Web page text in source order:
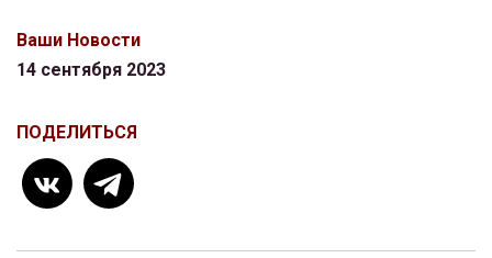
Ваши Новости
14 сентября 2023
ПОДЕЛИТЬСЯ